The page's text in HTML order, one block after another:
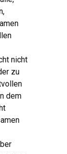
nicht
zu
dem